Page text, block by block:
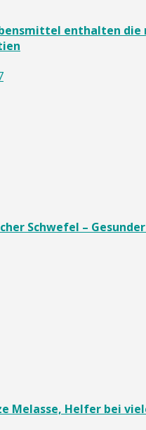
enthalten die
Schwefel –
Melasse, Helfer bei